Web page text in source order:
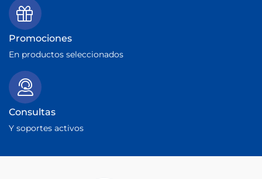
Promociones
En productos seleccionados
Consultas
Y soportes activos